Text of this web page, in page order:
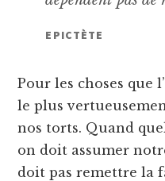
EPICTÈTE
Pour les choses que
le plus
nos torts. Quand
on doit assumer
doit pas remettre la